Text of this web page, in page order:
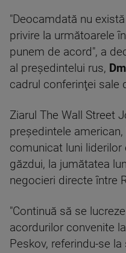
"Deocamdată nu
privire la următoarele
punem de acord", a
al preşedintelui rus,
cadrul conferinţei sale
Ziarul The Wall Street
preşedintele
comunicat luni liderilor
găzdui, la jumătatea
negocieri directe între
"Continuă să se
acordurilor convenite
Peskov, referindu-se